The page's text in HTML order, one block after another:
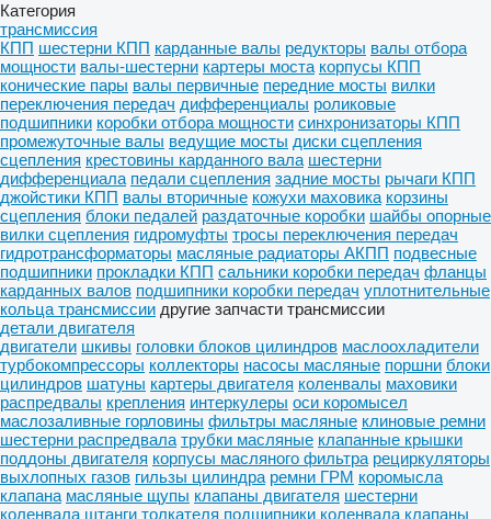
Категория
трансмиссия
КПП шестерни КПП карданные валы редукторы валы отбора
мощности валы-шестерни картеры моста корпусы КПП
конические пары валы первичные передние мосты вилки
переключения передач дифференциалы роликовые
подшипники коробки отбора мощности синхронизаторы КПП
промежуточные валы ведущие мосты диски сцепления
сцепления крестовины карданного вала шестерни
дифференциала педали сцепления задние мосты рычаги КПП
джойстики КПП валы вторичные кожухи маховика корзины
сцепления блоки педалей раздаточные коробки шайбы опорные
вилки сцепления гидромуфты тросы переключения передач
гидротрансформаторы масляные радиаторы АКПП подвесные
подшипники прокладки КПП сальники коробки передач фланцы
карданных валов подшипники коробки передач уплотнительные
кольца трансмиссии другие запчасти трансмиссии
детали двигателя
двигатели шкивы головки блоков цилиндров маслоохладители
турбокомпрессоры коллекторы насосы масляные поршни блоки
цилиндров шатуны картеры двигателя коленвалы маховики
распредвалы крепления интеркулеры оси коромысел
маслозаливные горловины фильтры масляные клиновые ремни
шестерни распредвала трубки масляные клапанные крышки
поддоны двигателя корпусы масляного фильтра рециркуляторы
выхлопных газов гильзы цилиндра ремни ГРМ коромысла
клапана масляные щупы клапаны двигателя шестерни
коленвала штанги толкателя подшипники коленвала клапаны